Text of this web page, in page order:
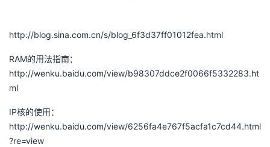
http://blog.sina.com.cn/s/blog_6f3d37ff01012fea.html
RAM的用法指南：
http://wenku.baidu.com/view/b98307ddce2f0066f5332283.ht
ml
IP核的使用：
http://wenku.baidu.com/view/6256fa4e767f5acfa1c7cd44.html
?re=view